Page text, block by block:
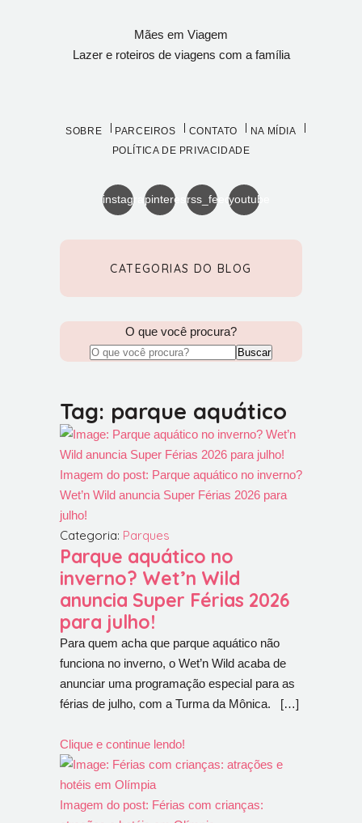
Mães em Viagem
Lazer e roteiros de viagens com a família
SOBRE PARCEIROS CONTATO
NA MÍDIA
POLÍTICA DE PRIVACIDADE
instagrampinterestrss_feedyoutube
CATEGORIAS DO BLOG
O que você procura?
Buscar
Tag: parque aquático
Imagem do post: Parque aquático no inverno?
Wet’n Wild anuncia Super Férias 2026 para
julho!
Categoria: Parques
Parque aquático no
inverno? Wet’n Wild
anuncia Super Férias 2026
para julho!
Para quem acha que parque aquático não
funciona no inverno, o Wet’n Wild acaba de
anunciar uma programação especial para as
férias de julho, com a Turma da Mônica. […]
Clique e continue lendo!
Imagem do post: Férias com crianças: